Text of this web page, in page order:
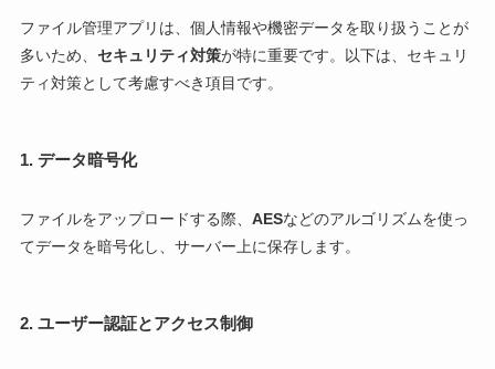
ファイル管理アプリは、個人情報や機密データを取り扱うことが
多いため、 セキュリティ対策が特に重要です。以下は、セキュリ
ティ対策として考慮すべき項目です。
1. データ暗号化
ファイルをアップロードする際、 AESなどのアルゴリズムを使っ
てデータを暗号化し、サーバー上に保存します。
2. ユーザー認証とアクセス制御